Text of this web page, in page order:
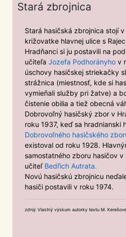
Stará zbrojnica
Stará hasičská zbrojnica stojí
križovatke hlavnej ulice s
Hradňanci si ju postavili na
učiteľa Jozefa Podhorányho v
úschovy hasičskej striekačky
strážnica (miestnosť, kde si hasiči zapisovali a
vymieňali služby pri žatve) a
čistenie obilia a tiež obecná
Dobrovoľný hasičský zbor v
roku 1937, keď sa hradnianski
Dobrovoľného hasičského
existoval od roku 1928.
samostatného zboru hasičov
učiteľ Bedřich Autrata.
Novú hasičskú zbrojnicu
hasiči postavili v roku 1974.
zdroj: Vlastný výskum autorky textu M.